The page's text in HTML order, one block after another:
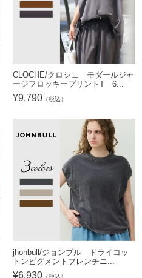
CLOCHE/クロシェ モダールジャ
ージフロッキープリントT 6...
¥9,790 （税込）
jhonbull/ジョンブル ドライコッ
トンピグメントフレンチニ...
¥6,930 （税込）